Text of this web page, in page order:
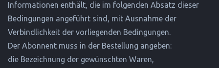
Informationen enthält, die im folgenden Absatz dieser
Bedingungen angeführt sind, mit Ausnahme der
Verbindlichkeit der vorliegenden Bedingungen.
Der Abonnent muss in der Bestellung angeben:
die Bezeichnung der gewünschten Waren,